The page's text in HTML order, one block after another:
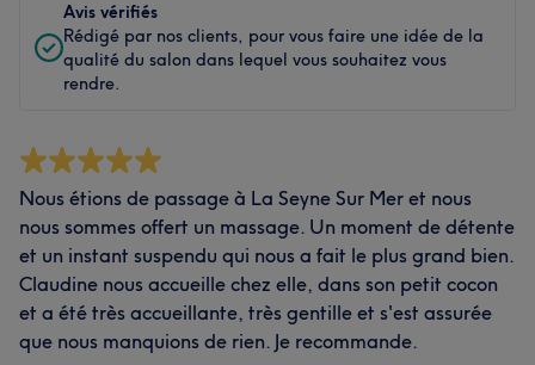
Avis vérifiés
Rédigé par nos clients, pour vous faire une idée de la
qualité du salon dans lequel vous souhaitez vous
rendre.
Nous étions de passage à La Seyne Sur Mer et nous
nous sommes offert un massage. Un moment de détente
et un instant suspendu qui nous a fait le plus grand bien.
Claudine nous accueille chez elle, dans son petit cocon
et a été très accueillante, très gentille et s'est assurée
que nous manquions de rien. Je recommande.